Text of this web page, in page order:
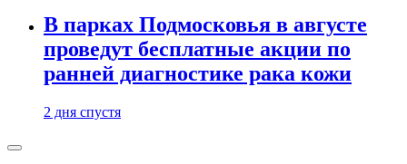
В парках Подмосковья в августе
проведут бесплатные акции по
ранней диагностике рака кожи
2 дня спустя